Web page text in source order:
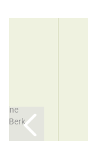
Line
Berk